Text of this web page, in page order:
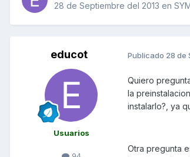
28 de Septiembre del 2013 en
educot
Usuarios
Publicado 28 de
Quiero
la
instalarlo?, ya
Otra pregunta